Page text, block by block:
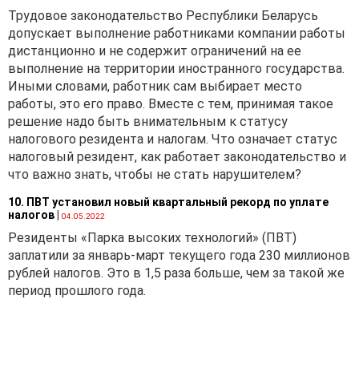
правовые акты содержат
различные трактовки
термина «транспортное
средство». Так,
транспортное средство —
это устройство,
предназначенное для
передвижения и (или)
перевозки физических лиц
и (или) товаров (ст. 1 Закона
Республики Беларусь от
Государственной границе
Республики Беларусь»).
Также транспортное
Трудовое законодательство Республики Беларусь
допускает выполнение работниками компании работы
дистанционно и не содержит ограничений на ее
выполнение на территории иностранного государства.
Иными словами, работник сам выбирает место
работы, это его право. Вместе с тем, принимая такое
решение надо быть внимательным к статусу
налогового резидента и налогам. Что означает статус
налоговый резидент, как работает законодательство и
что важно знать, чтобы не стать нарушителем?
10. ПВТ установил новый квартальный рекорд по уплате
налогов| 04.05.2022
Резиденты «Парка высоких технологий» (ПВТ)
заплатили за январь-март текущего года 230 миллионов
рублей налогов. Это в 1,5 раза больше, чем за такой же
период прошлого года.